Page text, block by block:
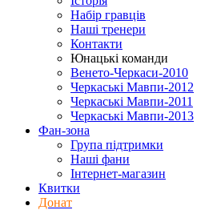
Набір гравців
Наші тренери
Контакти
Юнацькі команди
Венето-Черкаси-2010
Черкаські Мавпи-2012
Черкаські Мавпи-2011
Черкаські Мавпи-2013
Фан-зона
Група підтримки
Наші фани
Інтернет-магазин
Квитки
Донат